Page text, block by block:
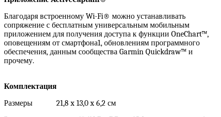
Благодаря встроенному Wi-Fi® можно устанавливать
сопряжение с бесплатным универсальным мобильным
приложением для получения доступа к функции OneChart™,
оповещениям от смартфона1, обновлениям программного
обеспечения, данным сообщества Garmin Quickdraw™ и
прочему.
Комплектация
Размеры 21,8 x 13,0 x 6,2 см